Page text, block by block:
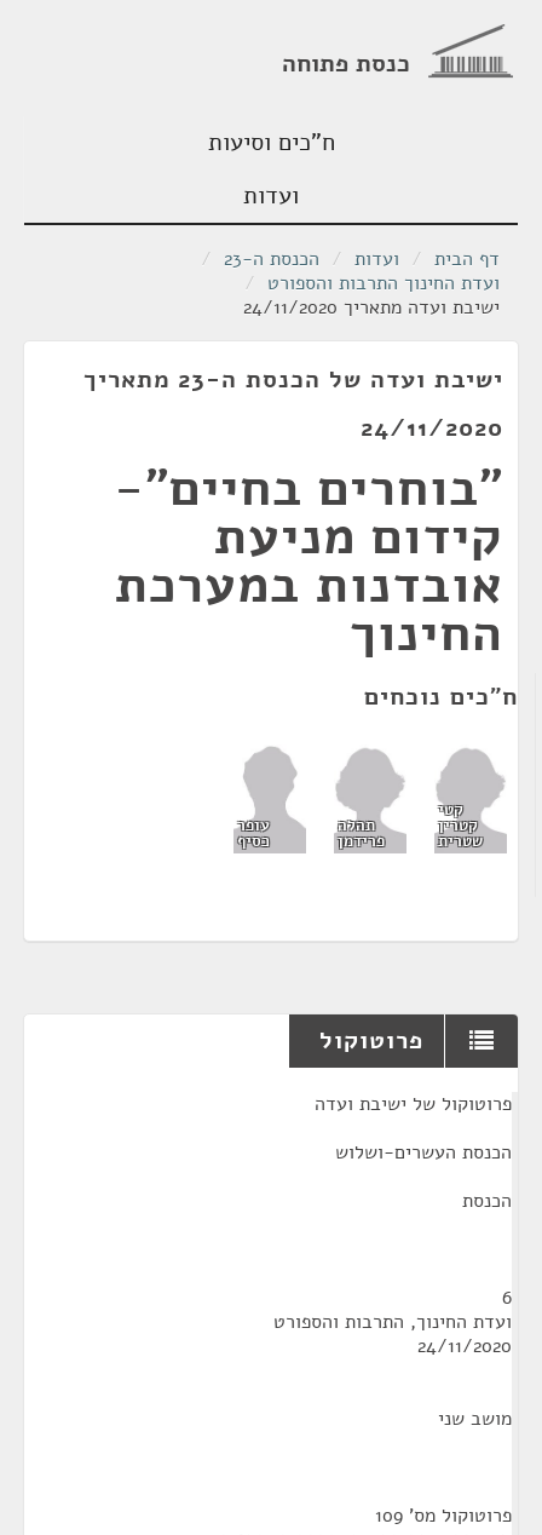
כנסת פתוחה
ח"כים וסיעות
ועדות
דף הבית / ועדות / הכנסת ה-23
/
ועדת החינוך התרבות והספורט /
ישיבת ועדה מתאריך 24/11/2020
ישיבת ועדה של הכנסת ה-23 מתאריך
24/11/2020
"בוחרים בחיים"-
קידום מניעת
אובדנות במערכת
החינוך
ח"כים נוכחים
קטי
קטרין
שטרית
תהלה
פרידמן
עופר
כסיף
פרוטוקול
פרוטוקול של ישיבת ועדה
הכנסת העשרים-ושלוש
הכנסת
6
ועדת החינוך, התרבות והספורט
24/11/2020
מושב שני
פרוטוקול מס' 109